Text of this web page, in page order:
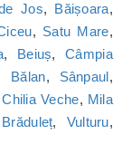
Jos, Băișoara,
, Satu Mare,
, Beiuș,Câmpia
Bălan, Sânpaul,
Chilia Veche, Mila
Brăduleț, Vulturu,